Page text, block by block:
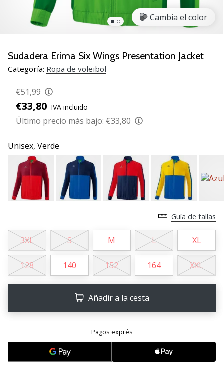
voleibol
Navidad
jugadores
voleibol:
¡Nuestros
consejos
ayudarán
a
elegir
el
regalo
perfecto!
11. 8. 2022
•
2 min. de lectura
¡Conviértete
Weplayvolleyball!
¿Te
consideras
jugón?
Cambia el color
Sudadera Erima Six Wings Presentation Jacket
Categoría: Ropa de voleibol
€51,99
€33,80 IVA incluido
Último precio más bajo: €33,80
Unisex, Verde
Guía de tallas
3XL S M L XL
128 140 152 164 XXL
Añadir a la cesta